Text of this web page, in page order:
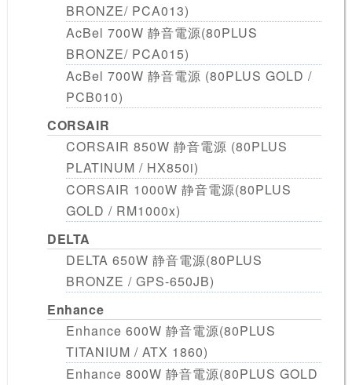
BRONZE/ PCA013)
AcBel 700W 静音電源(80PLUS
BRONZE/ PCA015)
AcBel 700W 静音電源 (80PLUS GOLD /
PCB010)
CORSAIR
CORSAIR 850W 静音電源 (80PLUS
PLATINUM / HX850i)
CORSAIR 1000W 静音電源(80PLUS
GOLD / RM1000x)
DELTA
DELTA 650W 静音電源(80PLUS
BRONZE / GPS-650JB)
Enhance
Enhance 600W 静音電源(80PLUS
TITANIUM / ATX 1860)
Enhance 800W 静音電源(80PLUS GOLD